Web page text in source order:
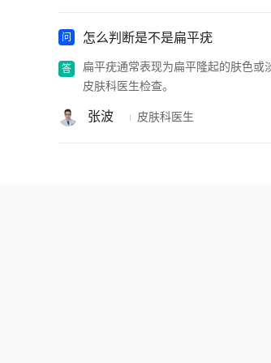
怎么判断是不是扁平疣
扁平疣通常表现为扁平隆起的肤色
皮肤科医生检查。
张波 皮肤科医生